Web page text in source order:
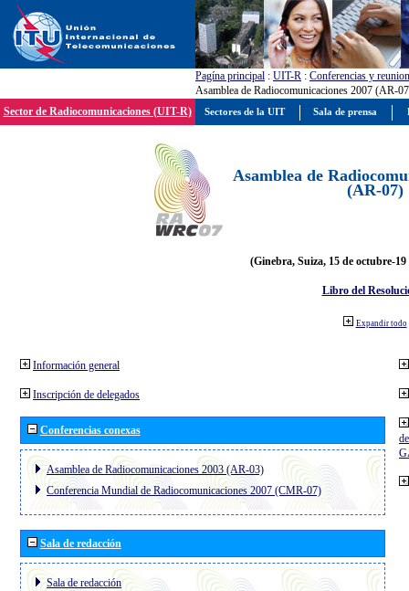
Pagína principal : UIT-R : Conferencias y
Asamblea de Radiocomunicaciones 2007 (AR-
Sector de Radiocomunicaciones (UIT-R)
Asamblea de
(AR-07)
(Ginebra, Suiza, 15 de octubre-19
Libro del
Expandir todo
Información general
Inscripción de delegados
Conferencias conexas
Asamblea de Radiocomunicaciones 2003 (AR-03)
Conferencia Mundial de Radiocomunicaciones 2007 (CMR-07)
Sala de redacción
Sala de redacción
Sectores de la UIT Sala de prensa